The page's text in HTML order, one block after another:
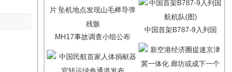
MH17事故调查小组公布
中国首架B787-9入列国